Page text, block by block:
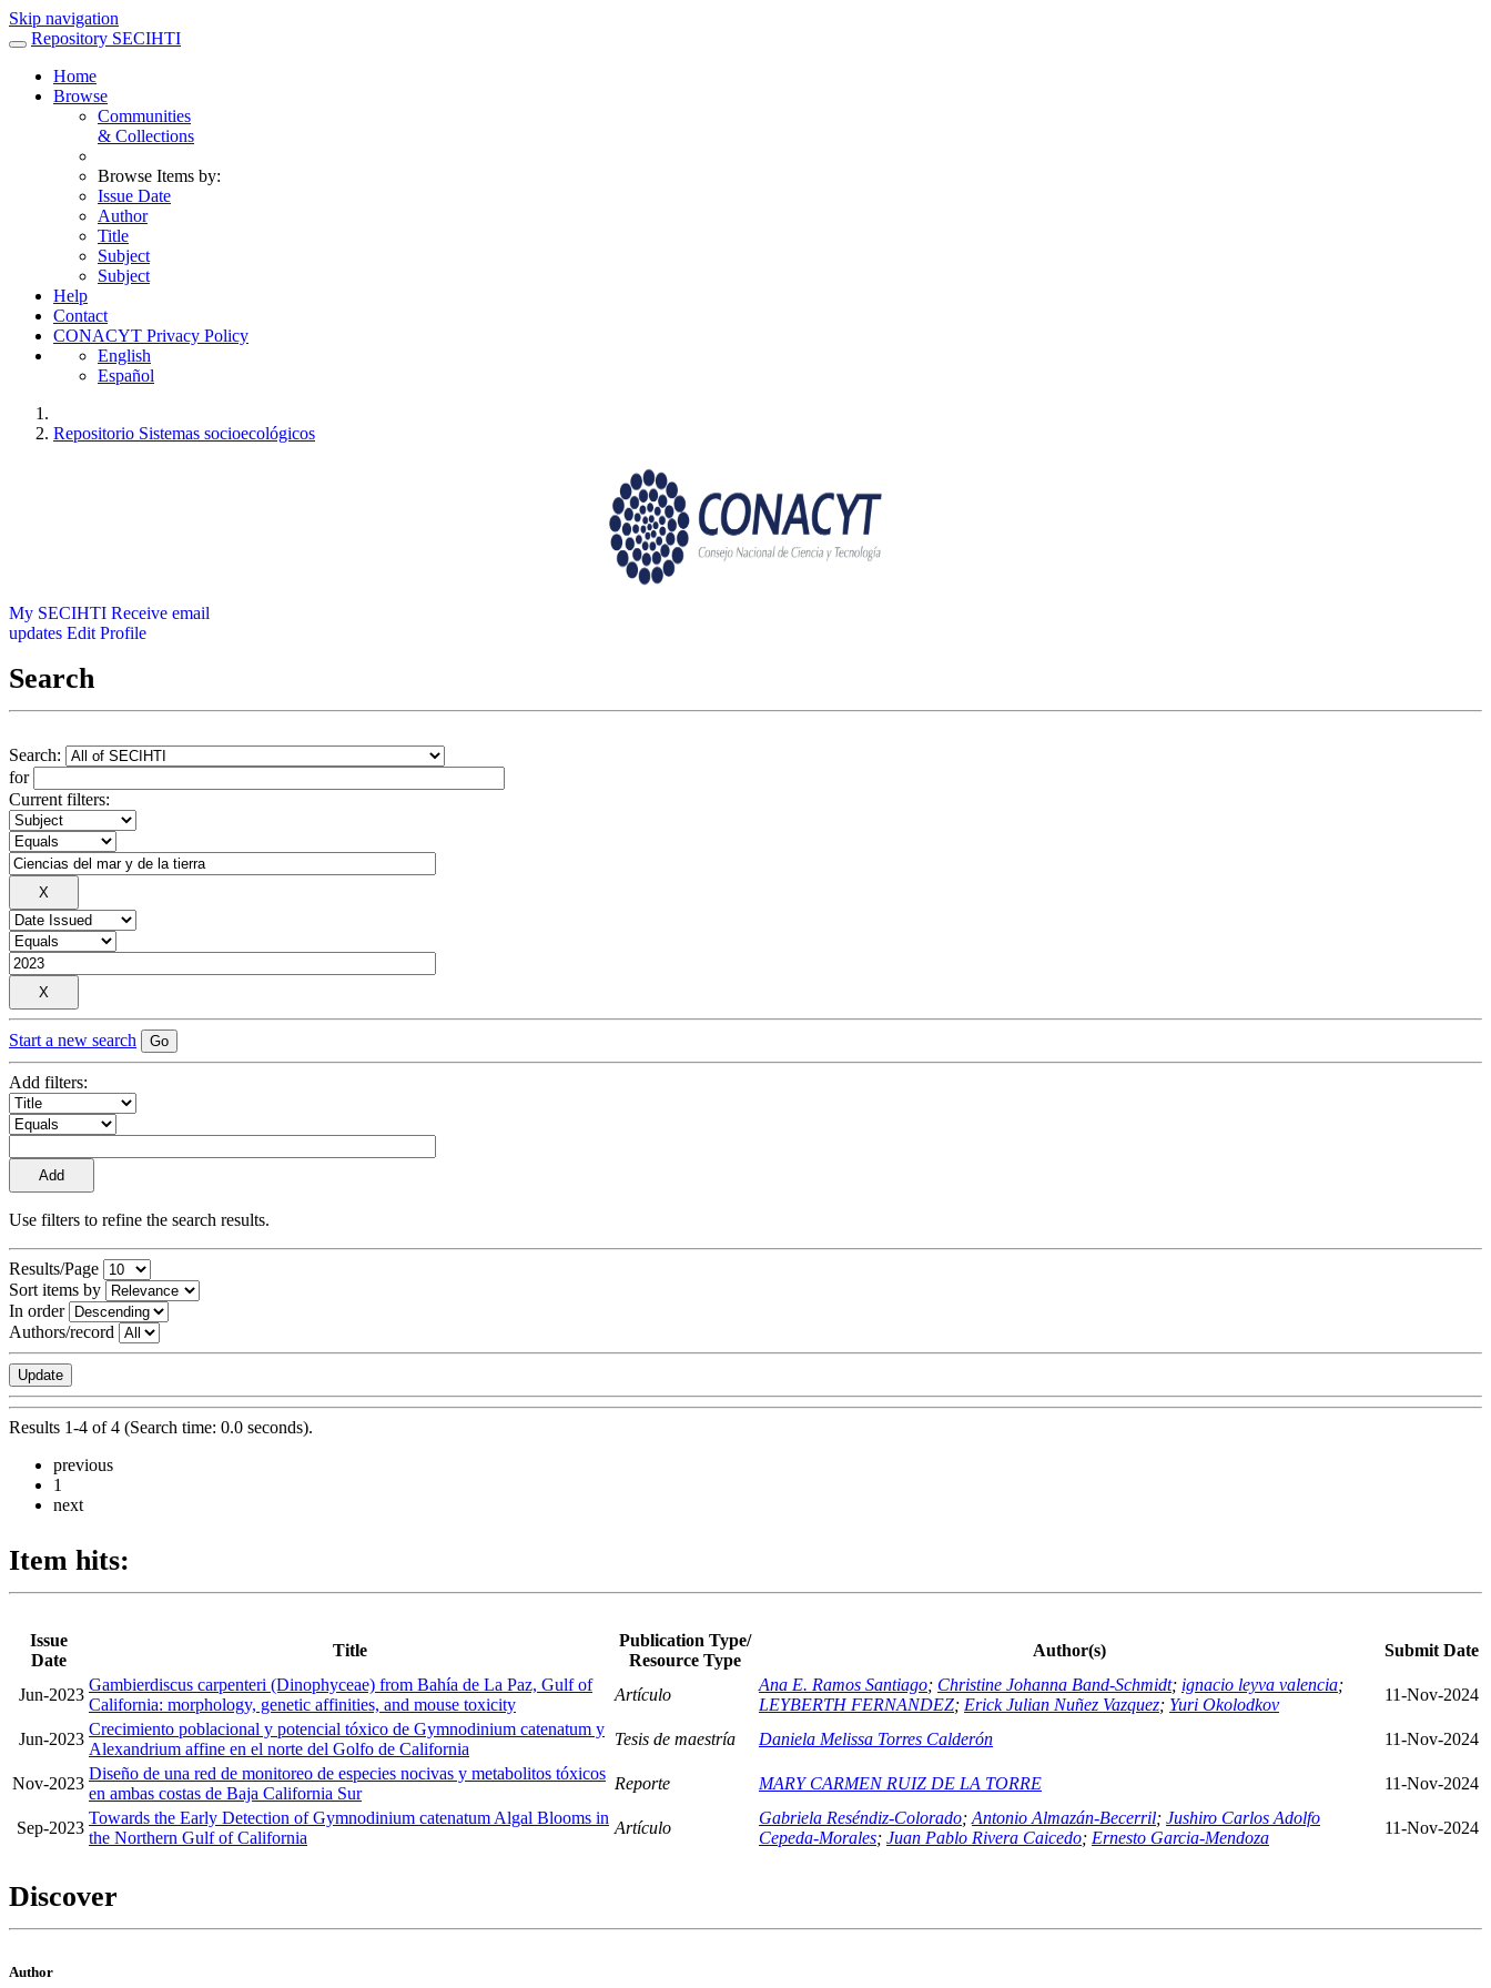
Skip navigation
Repository SECIHTI
Home
Browse
Communities
& Collections
Browse Items by:
Issue Date
Author
Title
Subject
Subject
Help
Contact
CONACYT Privacy Policy
English
Español
Repositorio Sistemas socioecológicos
My SECIHTI Receive email
updates Edit Profile
Search
Search:
for
Current filters:
Start a new search
Add filters:
Use filters to refine the search results.
Results/Page
Sort items by
In order
Authors/record
Results 1-4 of 4 (Search time: 0.0 seconds).
previous
1
next
Item hits:
Issue
Date
Title
Publication Type/
Resource Type
Author(s) Submit Date
Jun-2023
Gambierdiscus carpenteri (Dinophyceae) from Bahía de La Paz, Gulf of
California: morphology, genetic affinities, and mouse toxicity
Artículo
Ana E. Ramos Santiago; Christine Johanna Band-Schmidt; ignacio leyva valencia;
LEYBERTH FERNANDEZ; Erick Julian Nuñez Vazquez; Yuri Okolodkov
11-Nov-2024
Jun-2023
Crecimiento poblacional y potencial tóxico de Gymnodinium catenatum y
Alexandrium affine en el norte del Golfo de California
Tesis de maestría Daniela Melissa Torres Calderón 11-Nov-2024
Nov-2023
Diseño de una red de monitoreo de especies nocivas y metabolitos tóxicos
en ambas costas de Baja California Sur
Reporte MARY CARMEN RUIZ DE LA TORRE 11-Nov-2024
Sep-2023
Towards the Early Detection of Gymnodinium catenatum Algal Blooms in
the Northern Gulf of California
Artículo
Gabriela Reséndiz-Colorado;Antonio Almazán-Becerril; Jushiro Carlos Adolfo
Cepeda-Morales; Juan Pablo Rivera Caicedo; Ernesto Garcia-Mendoza
11-Nov-2024
Discover
Author